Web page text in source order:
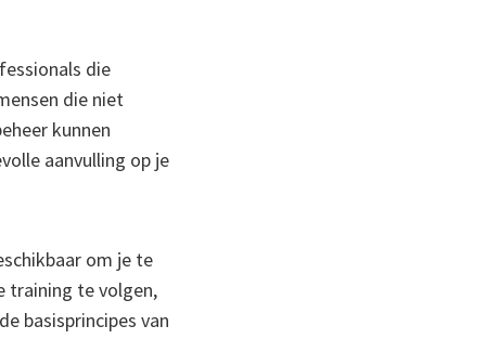
die
die niet
kunnen
aanvulling op je
om je te
training te volgen,
basisprincipes van